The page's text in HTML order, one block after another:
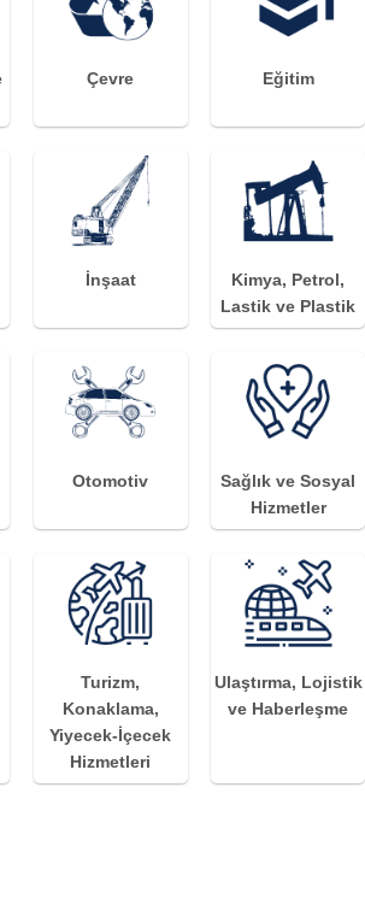
Çevre Eğitim
İnşaat
Kimya, Petrol,
Lastik ve Plastik
Otomotiv
Sağlık ve Sosyal
Hizmetler
Turizm,
Konaklama,
Yiyecek-İçecek
Hizmetleri
Ulaştırma, Lojistik
ve Haberleşme